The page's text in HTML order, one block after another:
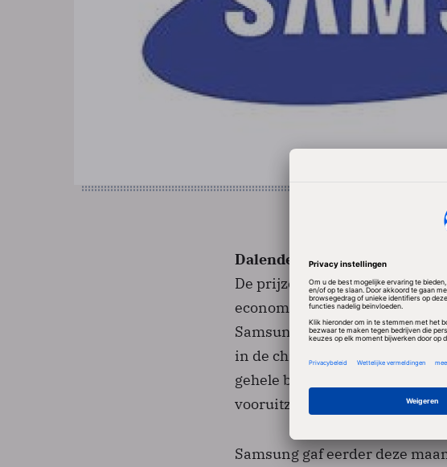
Dalende prijzen
De prijzen van
economische situatie in de VS
Samsung, stelt echter
in de chipproductie. Ook zal
gehele bedrijf niet dalen.
vooruitzichten voor maar één
Samsung gaf eerder deze